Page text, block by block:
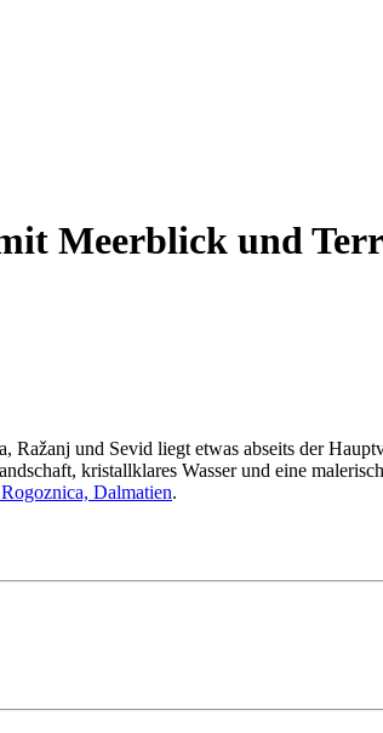
Meerblick und
und Sevid liegt etwas abseits der
kristallklares Wasser und eine
Dalmatien.